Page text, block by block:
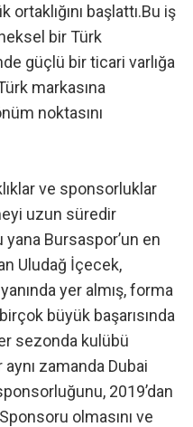
başlattı.Bu iş
bir Türk
güçlü bir ticari varlığa
markasına
noktasını
ve sponsorluklar
uzun süredir
Bursaspor’un en
Uludağ İçecek,
yer almış, forma
büyük başarısında
sezonda kulübü
zamanda Dubai
2019’dan
olmasını ve